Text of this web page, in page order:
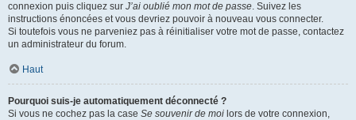
connexion puis cliquez sur J’ai oublié mon mot de passe. Suivez les
instructions énoncées et vous devriez pouvoir à nouveau vous connecter.
Si toutefois vous ne parveniez pas à réinitialiser votre mot de passe, contactez
un administrateur du forum.
Haut
Pourquoi suis-je automatiquement déconnecté ?
Si vous ne cochez pas la case Se souvenir de moi lors de votre connexion,